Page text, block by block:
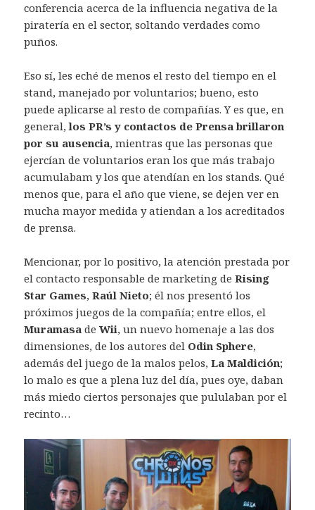
conferencia acerca de la influencia negativa de la
piratería en el sector, soltando verdades como
puños.
Eso sí, les eché de menos el resto del tiempo en el
stand, manejado por voluntarios; bueno, esto
puede aplicarse al resto de compañías. Y es que, en
general,los PR’s y contactos de Prensa brillaron
por su ausencia, mientras que las personas que
ejercían de voluntarios eran los que más trabajo
acumulabam y los que atendían en los stands. Qué
menos que, para el año que viene, se dejen ver en
mucha mayor medida y atiendan a los acreditados
de prensa.
Mencionar, por lo positivo, la atención prestada por
el contacto responsable de marketing deRising
Star Games,Raúl Nieto; él nos presentó los
próximos juegos de la compañía; entre ellos, el
Muramasa deWii, un nuevo homenaje a las dos
dimensiones, de los autores del Odin Sphere,
además del juego de la malos pelos,La Maldición;
lo malo es que a plena luz del día, pues oye, daban
más miedo ciertos personajes que pululaban por el
recinto…